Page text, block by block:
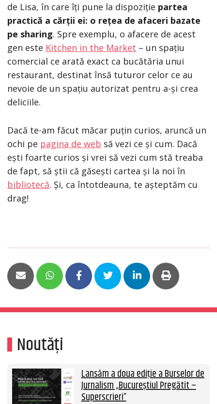
de Lisa, în care îți pune la dispoziție partea
practică a cărții ei: o rețea de afaceri bazate
pe sharing. Spre exemplu, o afacere de acest
gen este Kitchen in the Market – un spațiu
comercial ce arată exact ca bucătăria unui
restaurant, destinat însă tuturor celor ce au
nevoie de un spațiu autorizat pentru a-și crea
deliciile.
Dacă te-am făcut măcar puțin curios, aruncă un
ochi pe pagina de web să vezi ce și cum. Dacă
ești foarte curios și vrei să vezi cum stă treaba
de fapt, să știi că găsești cartea și la noi în
bibliotecă. Și, ca întotdeauna, te așteptăm cu
drag!
Noutăți
Lansăm a doua ediție a Burselor de
Jurnalism „Bucureștiul Pregătit –
Superscrieri”